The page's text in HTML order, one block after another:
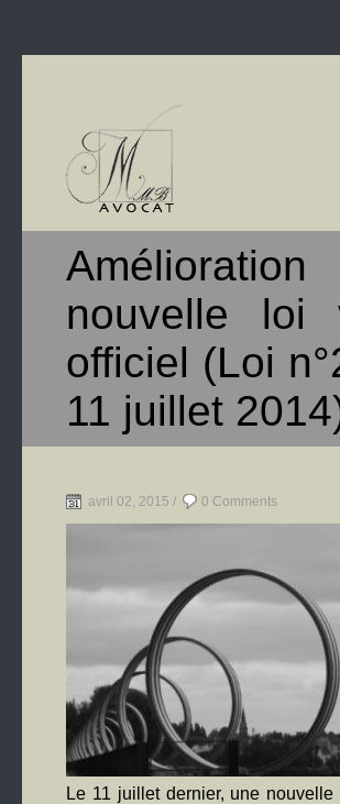
nouvelle loi
officiel (Loi
11 juillet
avril 02, 2015 / 0 Comments
Le 11 juillet dernier, une